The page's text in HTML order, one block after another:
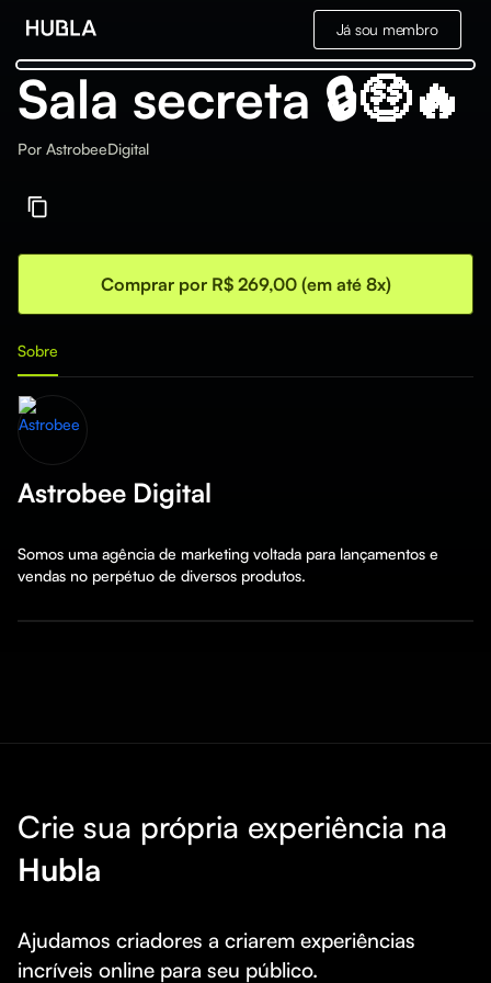
Já sou membro
Sala secreta 🔒🤑🔥
Por AstrobeeDigital
Comprar por R$ 269,00 (em até 8x)
Sobre
Astrobee Digital
Somos uma agência de marketing voltada para lançamentos e
vendas no perpétuo de diversos produtos.
Crie sua própria experiência na
Hubla
Ajudamos criadores a criarem experiências
incríveis online para seu público.